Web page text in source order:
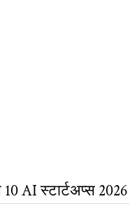
AI स्टार्टअप्स 2026